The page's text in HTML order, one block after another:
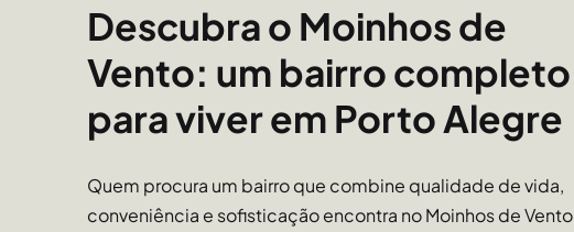
Descubra o Moinhos de
Vento: um bairro completo
para viver em Porto Alegre
Quem procura um bairro que combine qualidade de vida,
conveniência e sofisticação encontra no Moinhos de Vento